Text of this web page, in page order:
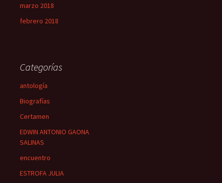
marzo 2018
febrero 2018
Categorías
antología
Biografías
Certamen
EDWIN ANTONIO GAONA
SALINAS
encuentro
ESTROFA JULIA